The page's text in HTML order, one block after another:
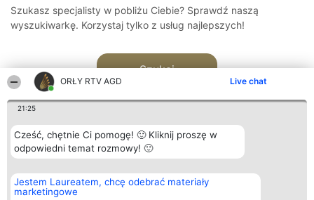
ORŁY RTV AGD Live chat
21:25
Cześć, chętnie Ci pomogę! 🙂 Kliknij proszę w
odpowiedni temat rozmowy! 🙂
Jestem Laureatem, chcę odebrać materiały
marketingowe
Szukasz specjalisty w pobliżu Ciebie? Sprawdź naszą
wyszukiwarkę. Korzystaj tylko z usług najlepszych!
Szukaj
Organizator plebiscytu
Bright Side Solutions sp. z o.
o. sp. k.
Plebiscyt
Laureaci
Kontakt
Kontakt